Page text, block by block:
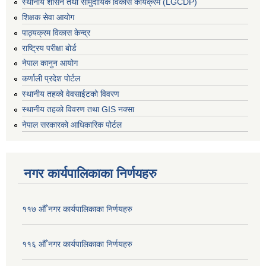
स्थानीय शासन तथा सामुदायिक विकास कार्यक्रम (LGCDP)
शिक्षक सेवा आयोग
पाठ्यक्रम विकास केन्द्र
राष्ट्रिय परीक्षा बोर्ड
नेपाल कानुन आयोग
कर्णाली प्रदेश पोर्टल
स्थानीय तहको वेवसाईटको विवरण
स्थानीय तहको विवरण तथा GIS नक्सा
नेपाल सरकारको आधिकारिक पोर्टल
नगर कार्यपालिकाका निर्णयहरु
११७ औँ नगर कार्यपालिकाका निर्णयहरु
११६ औँ नगर कार्यपालिकाका निर्णयहरु